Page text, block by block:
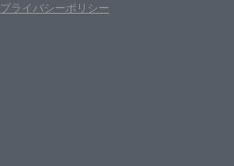
プライバシーポリシー